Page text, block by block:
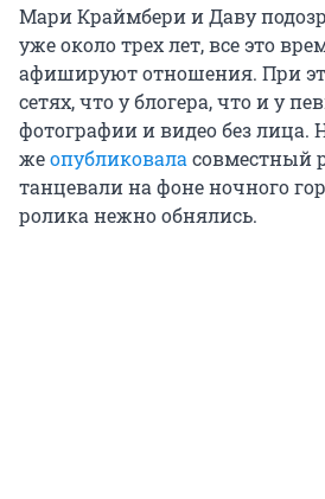
Мари Краймбери и Даву
уже около трех лет, все это
афишируют отношения. При
сетях, что у блогера, что и у
фотографии и видео без лица.
жеопубликоваласовместный
танцевали на фоне ночного
ролика нежно обнялись.